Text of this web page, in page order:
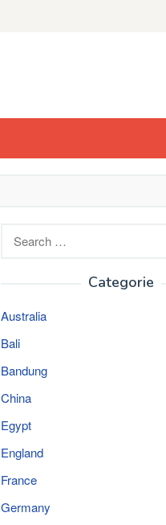
Categorie
Australia
Bali
Bandung
China
Egypt
England
France
Germany